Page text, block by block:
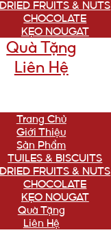
DRIED FRUITS & NUTS
CHOCOLATE
KẸO NOUGAT
Quà Tặng
Liên Hệ
Trang Chủ
Giới Thiệu
Sản Phẩm
TUILES & BISCUITS
DRIED FRUITS & NUTS
CHOCOLATE
KẸO NOUGAT
Quà Tặng
Liên Hệ